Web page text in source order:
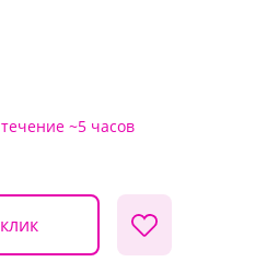
~5 часов